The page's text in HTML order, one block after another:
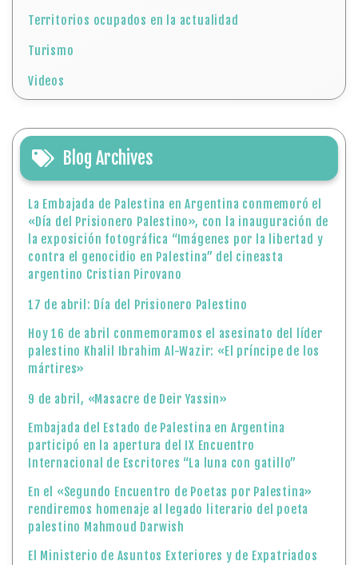
Territorios ocupados en la actualidad
Turismo
Videos
Blog Archives
La Embajada de Palestina en Argentina conmemoró el
«Día del Prisionero Palestino», con la inauguración de
la exposición fotográfica “Imágenes por la libertad y
contra el genocidio en Palestina” del cineasta
argentino Cristian Pirovano
17 de abril: Día del Prisionero Palestino
Hoy 16 de abril conmemoramos el asesinato del líder
palestino Khalil Ibrahim Al-Wazir: «El príncipe de los
mártires»
9 de abril, «Masacre de Deir Yassin»
Embajada del Estado de Palestina en Argentina
participó en la apertura del IX Encuentro
Internacional de Escritores “La luna con gatillo”
En el «Segundo Encuentro de Poetas por Palestina»
rendiremos homenaje al legado literario del poeta
palestino Mahmoud Darwish
El Ministerio de Asuntos Exteriores y de Expatriados